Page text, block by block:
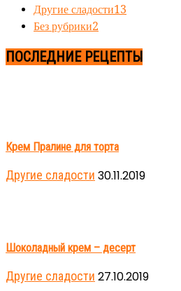
Другие сладости13
Без рубрики2
ПОСЛЕДНИЕ РЕЦЕПТЫ
Крем Пралине для торта
Другие сладости 30.11.2019
Шоколадный крем – десерт
Другие сладости 27.10.2019